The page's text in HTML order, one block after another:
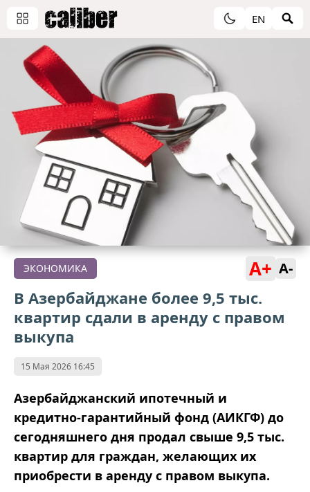
EN
ЭКОНОМИКА A+ A-
В Азербайджане более 9,5 тыс.
квартир сдали в аренду с правом
выкупа
15 Мая 2026 16:45
Азербайджанский ипотечный и
кредитно-гарантийный фонд (АИКГФ) до
сегодняшнего дня продал свыше 9,5 тыс.
квартир для граждан, желающих их
приобрести в аренду с правом выкупа.